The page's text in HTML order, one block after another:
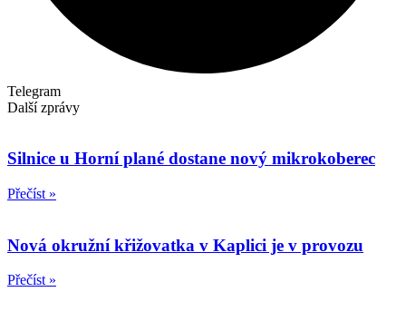
Telegram
Další zprávy
Silnice u Horní plané dostane nový mikrokoberec
Přečíst »
Nová okružní křižovatka v Kaplici je v provozu
Přečíst »